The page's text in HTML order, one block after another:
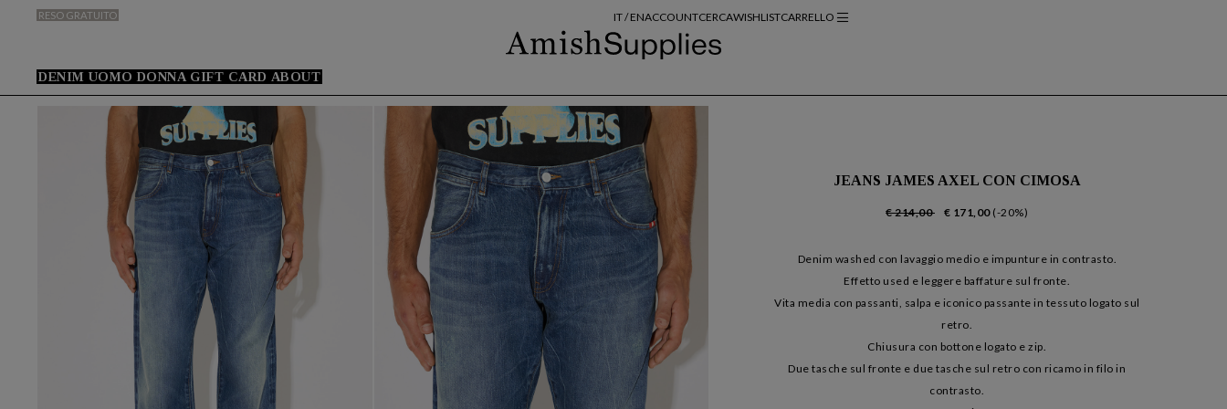
RESO GRATUITO IT /ENACCOUNTCERCAWISHLISTCARRELLO
DENIM UOMO DONNA GIFT CARD ABOUT
JEANS JAMES AXEL CON CIMOSA
€ 214,00 € 171,00 (-20%)
Denim washed con lavaggio medio e impunture in contrasto.
Effetto used e leggere baffature sul fronte.
Vita media con passanti, salpa e iconico passante in tessuto logato sul
retro.
Chiusura con bottone logato e zip.
Due tasche sul fronte e due tasche sul retro con ricamo in filo in
contrasto.